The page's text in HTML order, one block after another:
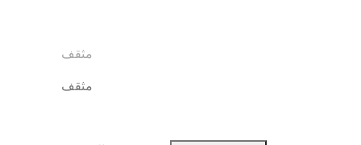
مثقف
مثقف